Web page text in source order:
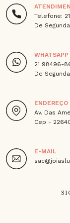
Telefone:
De
WHATSAPP
21 98496-
De
ENDEREÇO
Av. Das
Cep -
E-MAIL